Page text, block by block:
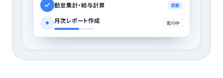
勤怠集計・給与計算 自動
月次レポート作成 実行中